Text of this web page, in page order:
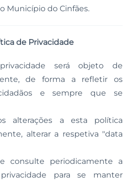
Município do Cinfães.
de Privacidade
será objeto de
de forma a refletir os
e sempre que se
alterações a esta política
alterar a respetiva "data
consulte periodicamente a
para se manter